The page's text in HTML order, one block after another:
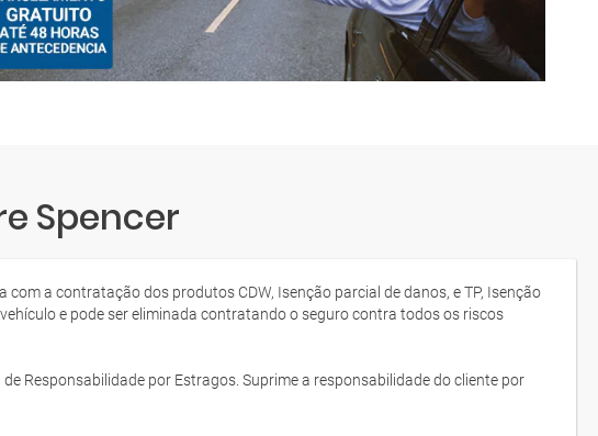
Spencer
a contratação dos produtos CDW, Isenção parcial de danos, e TP, Isenção
e pode ser eliminada contratando o seguro contra todos os riscos
Responsabilidade por Estragos. Suprime a responsabilidade do cliente por